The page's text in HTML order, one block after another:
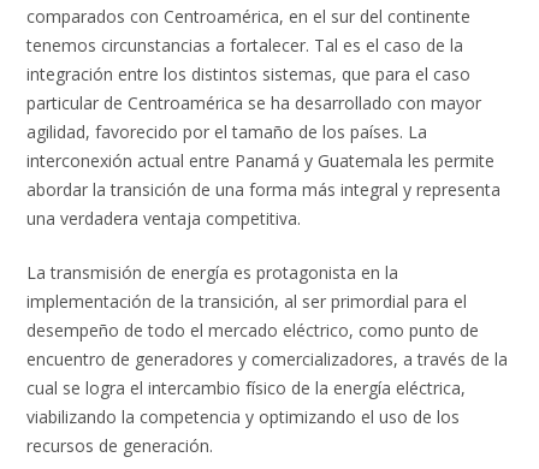
comparados con Centroamérica, en el sur del continente
tenemos circunstancias a fortalecer. Tal es el caso de la
integración entre los distintos sistemas, que para el caso
particular de Centroamérica se ha desarrollado con mayor
agilidad, favorecido por el tamaño de los países. La
interconexión actual entre Panamá y Guatemala les permite
abordar la transición de una forma más integral y representa
una verdadera ventaja competitiva.
La transmisión de energía es protagonista en la
implementación de la transición, al ser primordial para el
desempeño de todo el mercado eléctrico, como punto de
encuentro de generadores y comercializadores, a través de la
cual se logra el intercambio físico de la energía eléctrica,
viabilizando la competencia y optimizando el uso de los
recursos de generación.